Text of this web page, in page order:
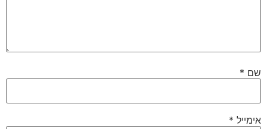
שם *
אימייל *